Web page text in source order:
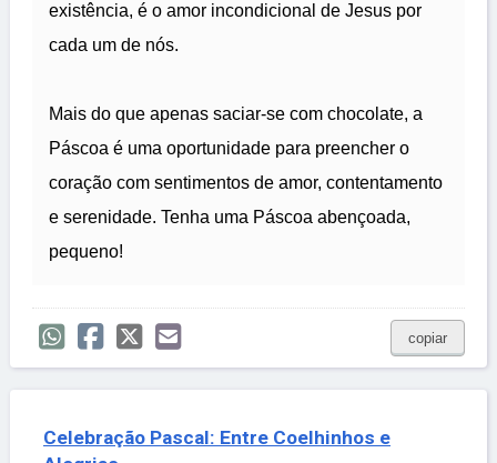
existência, é o amor incondicional de Jesus por
cada um de nós.
Mais do que apenas saciar-se com chocolate, a
Páscoa é uma oportunidade para preencher o
coração com sentimentos de amor, contentamento
e serenidade. Tenha uma Páscoa abençoada,
pequeno!
copiar
Celebração Pascal: Entre Coelhinhos e